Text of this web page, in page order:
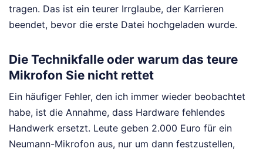
tragen. Das ist ein teurer Irrglaube, der Karrieren
beendet, bevor die erste Datei hochgeladen wurde.
Die Technikfalle oder warum das teure
Mikrofon Sie nicht rettet
Ein häufiger Fehler, den ich immer wieder beobachtet
habe, ist die Annahme, dass Hardware fehlendes
Handwerk ersetzt. Leute geben 2.000 Euro für ein
Neumann-Mikrofon aus, nur um dann festzustellen,